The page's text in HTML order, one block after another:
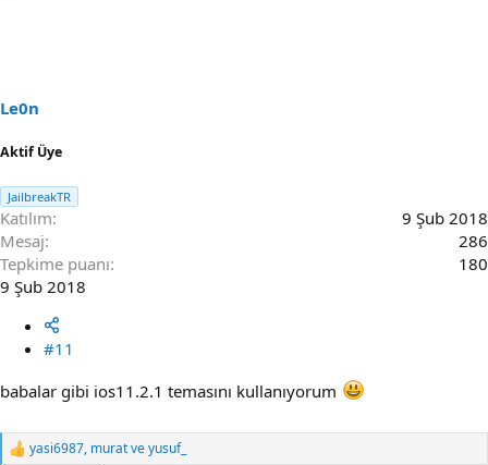
Le0n
Aktif Üye
JailbreakTR
Katılım
9 Şub 2018
Mesaj
286
Tepkime puanı
180
9 Şub 2018
#11
babalar gibi ios11.2.1 temasını kullanıyorum
R
yasi6987, muratveyusuf_